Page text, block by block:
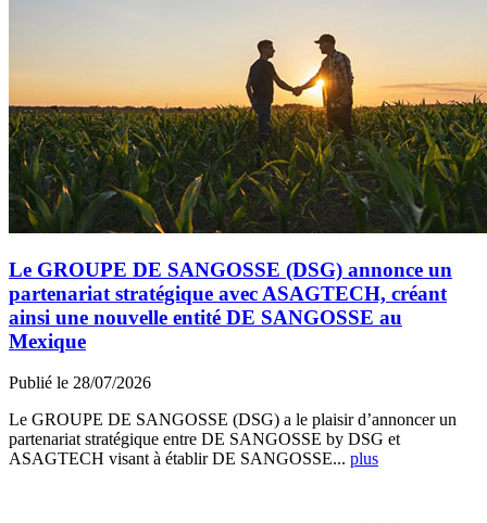
Le GROUPE DE SANGOSSE (DSG) annonce un
partenariat stratégique avec ASAGTECH, créant
ainsi une nouvelle entité DE SANGOSSE au
Mexique
Publié le 28/07/2026
Le GROUPE DE SANGOSSE (DSG) a le plaisir d’annoncer un
partenariat stratégique entre DE SANGOSSE by DSG et
ASAGTECH visant à établir DE SANGOSSE... plus